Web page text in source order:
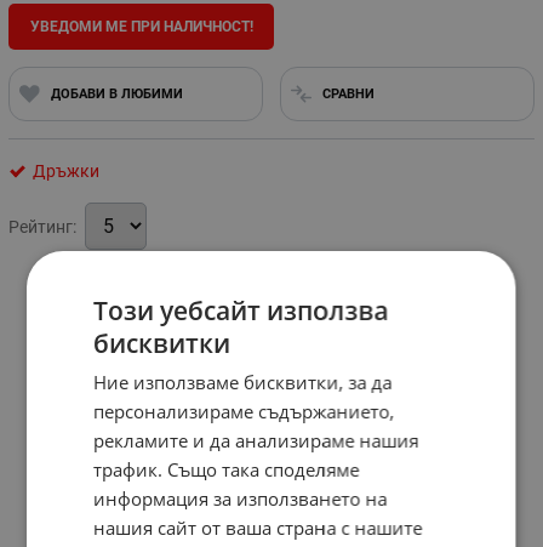
УВЕДОМИ МЕ ПРИ НАЛИЧНОСТ!
ДОБАВИ В ЛЮБИМИ СРАВНИ
Дръжки
Рейтинг:
Този уебсайт използва
бисквитки
Ние използваме бисквитки, за да
персонализираме съдържанието,
рекламите и да анализираме нашия
трафик. Също така споделяме
информация за използването на
нашия сайт от ваша страна с нашите